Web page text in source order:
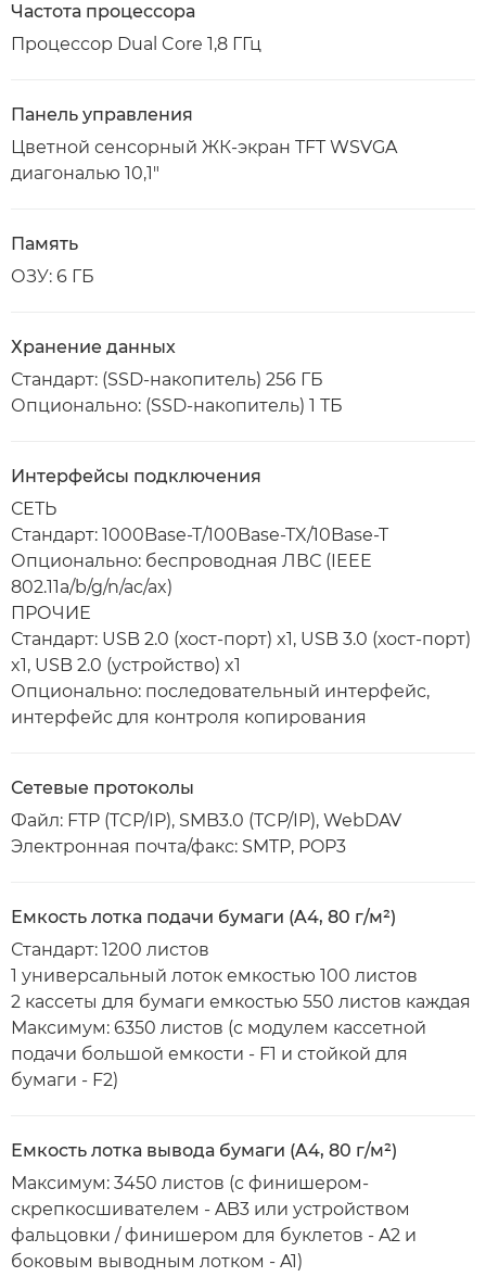
Частота процессора
Процессор Dual Core 1,8 ГГц
Панель управления
Цветной сенсорный ЖК-экран TFT WSVGA
диагональю 10,1"
Память
ОЗУ: 6 ГБ
Хранение данных
Стандарт: (SSD-накопитель) 256 ГБ
Опционально: (SSD-накопитель) 1 ТБ
Интерфейсы подключения
СЕТЬ
Стандарт: 1000Base-T/100Base-TX/10Base-T
Опционально: беспроводная ЛВС (IEEE
802.11a/b/g/n/ac/ax)
ПРОЧИЕ
Стандарт: USB 2.0 (хост-порт) x1, USB 3.0 (хост-порт)
x1, USB 2.0 (устройство) x1
Опционально: последовательный интерфейс,
интерфейс для контроля копирования
Сетевые протоколы
Файл: FTP (TCP/IP), SMB3.0 (TCP/IP), WebDAV
Электронная почта/факс: SMTP, POP3
Емкость лотка подачи бумаги (A4, 80 г/м²)
Стандарт: 1200 листов
1 универсальный лоток емкостью 100 листов
2 кассеты для бумаги емкостью 550 листов каждая
Максимум: 6350 листов (с модулем кассетной
подачи большой емкости - F1 и стойкой для
бумаги - F2)
Емкость лотка вывода бумаги (A4, 80 г/м²)
Максимум: 3450 листов (с финишером-
скрепкосшивателем - AB3 или устройством
фальцовки / финишером для буклетов - A2 и
боковым выводным лотком - A1)